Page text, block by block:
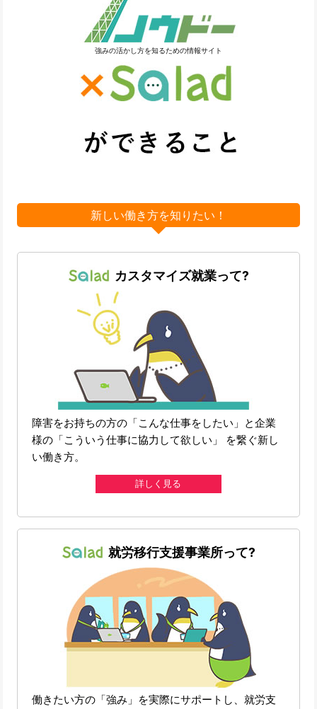
強みの活かし方を知るための情報サイト
新しい働き方を知りたい！
カスタマイズ就業って?
障害をお持ちの方の「こんな仕事をしたい」と企業
様の「こういう仕事に協力して欲しい」 を繋ぐ新し
い働き方。
詳しく見る
就労移行支援事業所って?
働きたい方の「強み」を実際にサポートし、就労支